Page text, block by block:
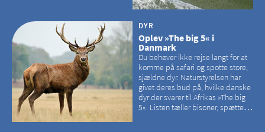
DYR
Oplev »The big 5« i
Danmark
Du behøver ikke rejse langt for at
komme på safari og spotte store,
sjældne dyr. Naturstyrelsen har
givet deres bud på, hvilke danske
dyr der svarer til Afrikas »The big
5«. Listen tæller bisoner, spættede